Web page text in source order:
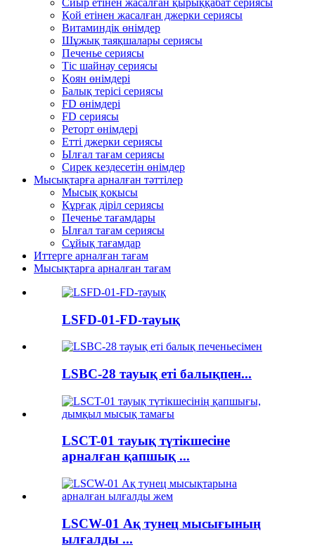
Қой етінен жасалған джерки сериясы
Витаминдік өнімдер
Шұжық таяқшалары сериясы
Печенье сериясы
Тіс шайнау сериясы
Қоян өнімдері
Балық терісі сериясы
FD өнімдері
FD сериясы
Реторт өнімдері
Етті джерки сериясы
Ылғал тағам сериясы
Сирек кездесетін өнімдер
Мысықтарға арналған тәттілер
Мысық қоқысы
Құрғақ діріл сериясы
Печенье тағамдары
Ылғал тағам сериясы
Сұйық тағамдар
Иттерге арналған тағам
Мысықтарға арналған тағам
LSFD-01-FD-тауық
LSBC-28 тауық еті балықпен...
LSCT-01 тауық түтікшесіне
арналған қапшық ...
LSCW-01 Ақ тунец мысығының
ылғалды ...